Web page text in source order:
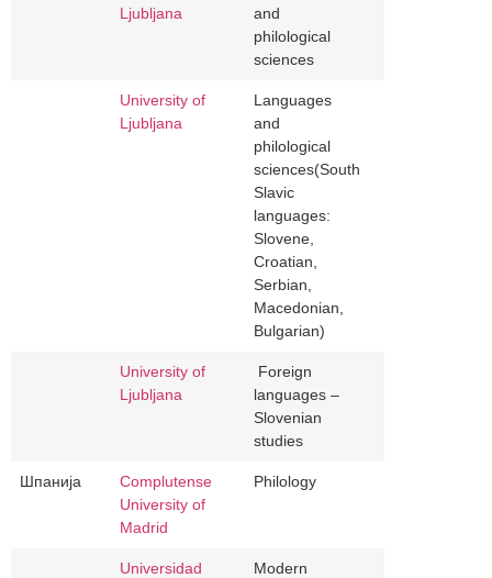
Ljubljana
and
philological
sciences
University of
Ljubljana
Languages
and
philological
sciences(South
Slavic
languages:
Slovene,
Croatian,
Serbian,
Macedonian,
Bulgarian)
University of
Ljubljana
Foreign
languages –
Slovenian
studies
Шпанија
Complutense
University of
Madrid
Philology
Universidad
Modern